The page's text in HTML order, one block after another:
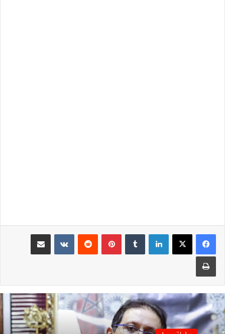
لينكدإن بينتيريست
مشاركة عبر البريد
طباعة